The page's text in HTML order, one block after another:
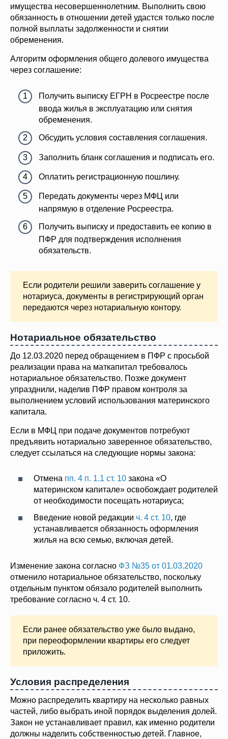
имущества несовершеннолетним. Выполнить свою
обязанность в отношении детей удастся только после
полной выплаты задолженности и снятии
обременения.
Алгоритм оформления общего долевого имущества
через соглашение:
Получить выписку ЕГРН в Росреестре после
ввода жилья в эксплуатацию или снятия
обременения.
Обсудить условия составления соглашения.
Заполнить бланк соглашения и подписать его.
Оплатить регистрационную пошлину.
Передать документы через МФЦ или
напрямую в отделение Росреестра.
Получить выписку и предоставить ее копию в
ПФР для подтверждения исполнения
обязательств.
Если родители решили заверить соглашение у
нотариуса, документы в регистрирующий орган
передаются через нотариальную контору.
Нотариальное обязательство
До 12.03.2020 перед обращением в ПФР с просьбой
реализации права на маткапитал требовалось
нотариальное обязательство. Позже документ
упразднили, наделив ПФР правом контроля за
выполнением условий использования материнского
капитала.
Если в МФЦ при подаче документов потребуют
предъявить нотариально заверенное обязательство,
следует ссылаться на следующие нормы закона:
Отмена пп. 4 п. 1.1 ст. 10 закона «О
материнском капитале» освобождает родителей
от необходимости посещать нотариуса;
Введение новой редакции ч. 4 ст. 10, где
устанавливается обязанность оформления
жилья на всю семью, включая детей.
Изменение закона согласно ФЗ №35 от 01.03.2020
отменило нотариальное обязательство, поскольку
отдельным пунктом обязало родителей выполнить
требование согласно ч. 4 ст. 10.
Если ранее обязательство уже было выдано,
при переоформлении квартиры его следует
приложить.
Условия распределения
Можно распределить квартиру на несколько равных
частей, либо выбрать иной порядок выделения долей.
Закон не устанавливает правил, как именно родители
должны наделить собственностью детей. Главное,